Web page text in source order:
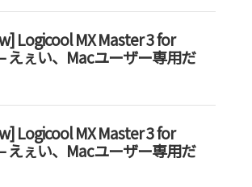
Logicool MX Master 3 for
えぇい、Macユーザー専用だ
Logicool MX Master 3 for
えぇい、Macユーザー専用だ